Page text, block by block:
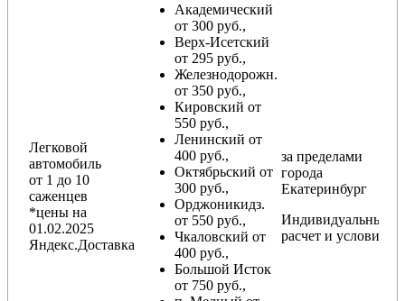
Легковой
автомобиль
от 1 до 10
саженцев
*цены на
01.02.2025
Яндекс.Доставка
Академический
от 300 руб.,
Верх-Исетский
от 295 руб.,
Железнодорожн.
от 350 руб.,
Кировский от
550 руб.,
Ленинский от
400 руб.,
Октябрьский от
300 руб.,
Орджоникидз.
от 550 руб.,
Чкаловский от
400 руб.,
Большой Исток
от 750 руб.,
за пределами
города
Екатеринбург
Индивидуальный
расчет и условия